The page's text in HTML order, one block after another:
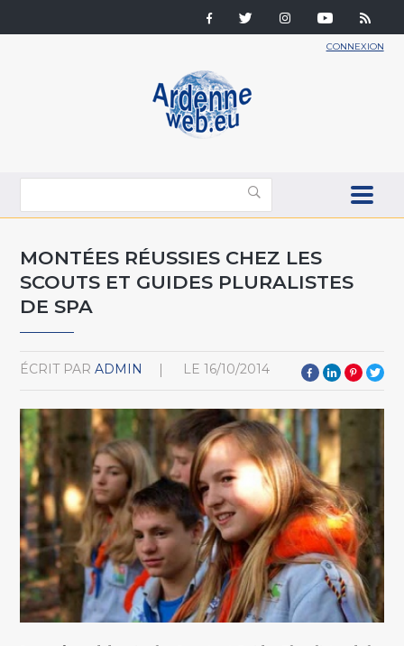
CONNEXION
MONTÉES RÉUSSIES CHEZ LES
SCOUTS ET GUIDES PLURALISTES
DE SPA
ÉCRIT PAR ADMIN LE 16/10/2014